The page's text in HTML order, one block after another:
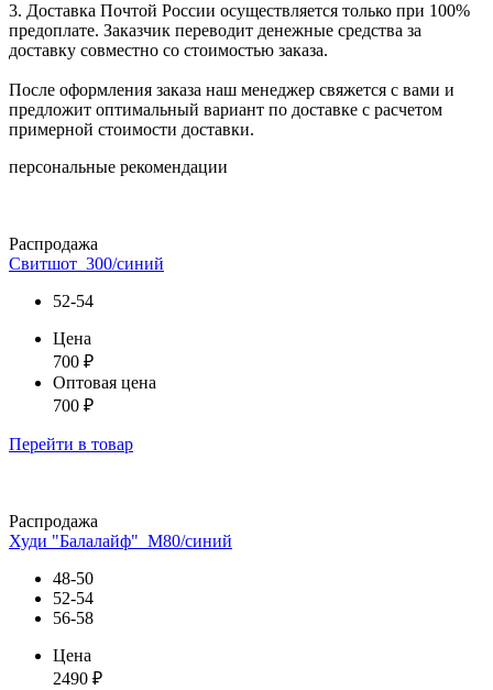
3. Доставка Почтой России осуществляется только при 100%
предоплате. Заказчик переводит денежные средства за
доставку совместно со стоимостью заказа.
После оформления заказа наш менеджер свяжется с вами и
предложит оптимальный вариант по доставке с расчетом
примерной стоимости доставки.
персональные рекомендации
Распродажа
Свитшот_300/синий
52-54
Цена
700 ₽
Оптовая цена
700 ₽
Перейти в товар
Распродажа
Худи "Балалайф"_М80/синий
48-50
52-54
56-58
Цена
2490 ₽